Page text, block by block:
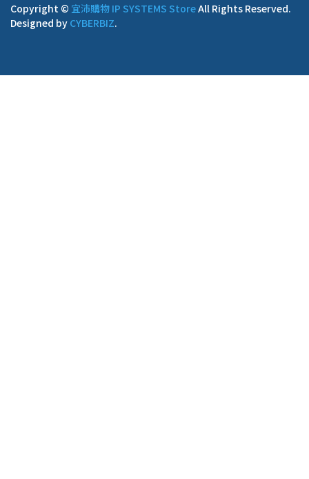
Copyright © 宜沛購物 IP SYSTEMS StoreAll Rights Reserved.
Designed by CYBERBIZ.